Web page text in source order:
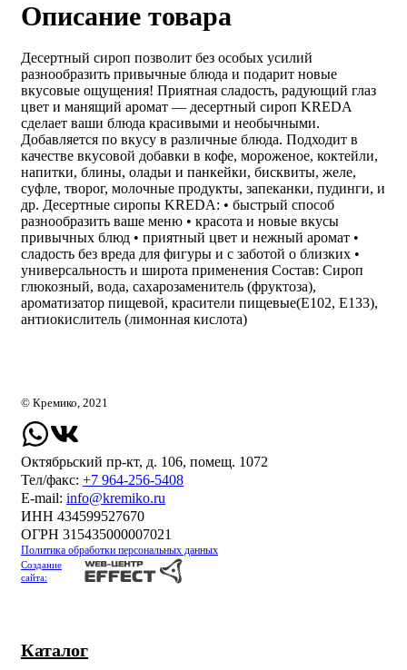
Описание товара
Десертный сироп позволит без особых усилий
разнообразить привычные блюда и подарит новые
вкусовые ощущения! Приятная сладость, радующий глаз
цвет и манящий аромат — десертный сироп KREDA
сделает ваши блюда красивыми и необычными.
Добавляется по вкусу в различные блюда. Подходит в
качестве вкусовой добавки в кофе, мороженое, коктейли,
напитки, блины, оладьи и панкейки, бисквиты, желе,
суфле, творог, молочные продукты, запеканки, пудинги, и
др. Десертные сиропы KREDA: • быстрый способ
разнообразить ваше меню • красота и новые вкусы
привычных блюд • приятный цвет и нежный аромат •
сладость без вреда для фигуры и с заботой о близких •
универсальность и широта применения Состав: Сироп
глюкозный, вода, сахарозаменитель (фруктоза),
ароматизатор пищевой, красители пищевые(Е102, Е133),
антиокислитель (лимонная кислота)
Каталог
© Кремико, 2021
Октябрьский пр-кт, д. 106, помещ. 1072
Тел/факс: +7 964-256-5408
Е-mail: info@kremiko.ru
ИНН 434599527670
ОГРН 315435000007021
Политика обработки персональных данных
Создание
сайта: